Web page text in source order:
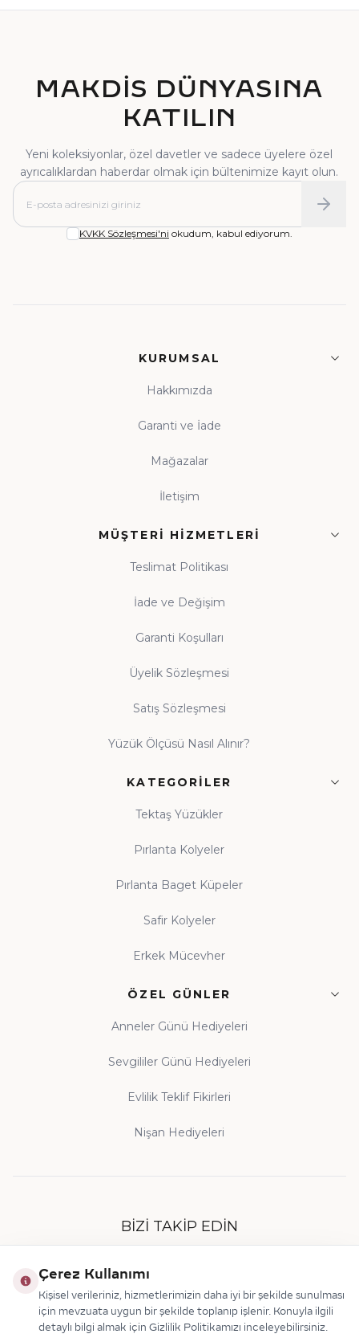
MAKDİS DÜNYASINA
KATILIN
Yeni koleksiyonlar, özel davetler ve sadece üyelere özel
ayrıcalıklardan haberdar olmak için bültenimize kayıt olun.
KVKK Sözleşmesi'ni okudum, kabul ediyorum.
KURUMSAL
Hakkımızda
Garanti ve İade
Mağazalar
İletişim
MÜŞTERI HIZMETLERI
Teslimat Politikası
İade ve Değişim
Garanti Koşulları
Üyelik Sözleşmesi
Satış Sözleşmesi
Yüzük Ölçüsü Nasıl Alınır?
KATEGORILER
Tektaş Yüzükler
Pırlanta Kolyeler
Pırlanta Baget Küpeler
Safir Kolyeler
Erkek Mücevher
ÖZEL GÜNLER
Anneler Günü Hediyeleri
Sevgililer Günü Hediyeleri
Evlilik Teklif Fikirleri
Nişan Hediyeleri
BIZI TAKIP EDIN
Çerez Kullanımı
Kişisel verileriniz, hizmetlerimizin daha iyi bir şekilde sunulması
için mevzuata uygun bir şekilde toplanıp işlenir. Konuyla ilgili
detaylı bilgi almak için Gizlilik Politikamızı inceleyebilirsiniz.